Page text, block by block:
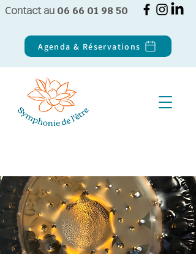
Contact au 06 66 01 98 50
Agenda & Réservations